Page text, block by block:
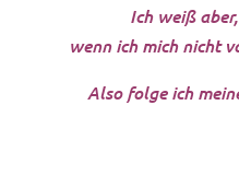
Ich weiß
wenn ich mich nicht
Also folge ich